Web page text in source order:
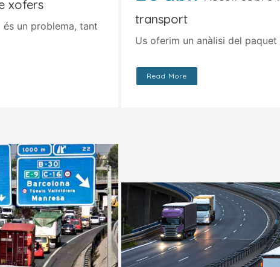
xofers
un problema, tant
transport
Us oferim un anàlisi del
Read More